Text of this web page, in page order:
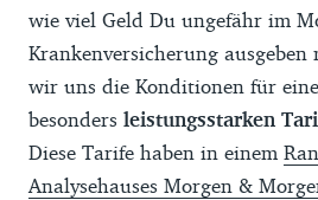
wie viel Geld Du ungefähr im
Krankenversicherung ausgeben
wir uns die Konditionen für
besonders leistungsstarken
Diese Tarife haben in einem
Analysehauses Morgen &